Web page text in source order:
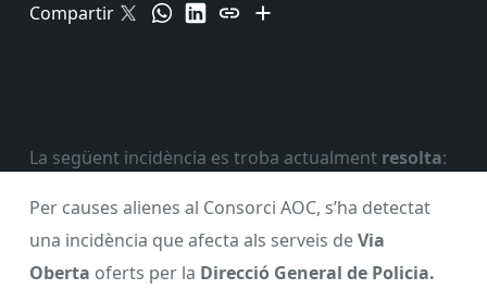
Compartir
La següent incidència es troba actualment resolta:
Per causes alienes al Consorci AOC, s’ha detectat
una incidència que afecta als serveis deVia
Oberta oferts per la Direcció General de Policia.